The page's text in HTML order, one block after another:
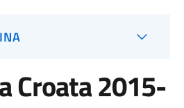
Croata 2015-